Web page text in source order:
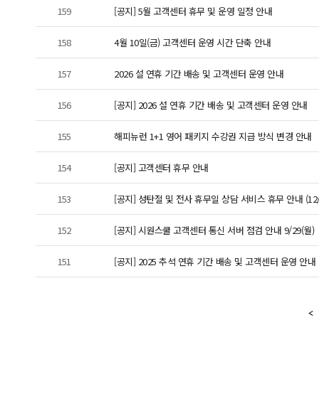
159 [공지] 5월 고객센터 휴무 및 운영 일정 안내
158 4월 10일(금) 고객센터 운영 시간 단축 안내
157 2026 설 연휴 기간 배송 및 고객센터 운영 안내
156 [공지] 2026 설 연휴 기간 배송 및 고객센터 운영 안내
155 해피뉴런 1+1 영어 패키지 수강권 지급 방식 변경 안내
154 [공지] 고객센터 휴무 안내
153 [공지] 성탄절 및 전사 휴무일 상담 서비스 휴무 안내
152 [공지] 시원스쿨 고객센터 통신 서버 점검 안내 9/29(월)
151 [공지] 2025 추석 연휴 기간 배송 및 고객센터 운영 안내